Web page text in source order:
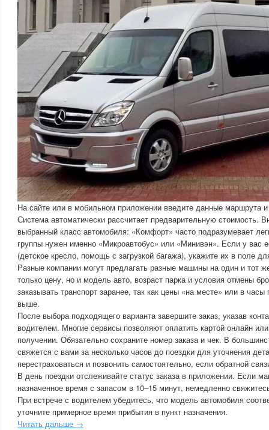
На сайте или в мобильном приложении введите данные маршрута
Система автоматически рассчитает предварительную стоимость.
выбранный класс автомобиля: «Комфорт» часто подразумевает
группы нужен именно «Микроавтобус» или «Минивэн». Если у вас
(детское кресло, помощь с загрузкой багажа), укажите их в поле
Разные компании могут предлагать разные машины на один и тот
только цену, но и модель авто, возраст парка и условия отмены
заказывать транспорт заранее, так как цены «на месте» или в часы
выше.
После выбора подходящего варианта завершите заказ, указав
водителем. Многие сервисы позволяют оплатить картой онлайн
получении. Обязательно сохраните номер заказа и чек. В
свяжется с вами за несколько часов до поездки для уточнения
перестраховаться и позвонить самостоятельно, если обратной
В день поездки отслеживайте статус заказа в приложении. Если
назначенное время с запасом в 10–15 минут, немедленно
При встрече с водителем убедитесь, что модель автомобиля
уточните примерное время прибытия в пункт назначения.
Читать дальше →